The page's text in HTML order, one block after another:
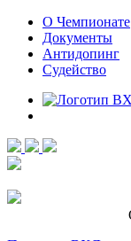
О Чемпионате
Документы
Антидопинг
Судейство